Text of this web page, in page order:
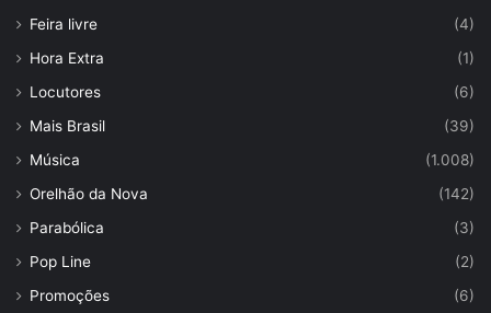
Feira livre
(4)
Hora Extra
(1)
Locutores
(6)
Mais Brasil
(39)
Música
(1.008)
Orelhão da Nova
(142)
Parabólica
(3)
Pop Line
(2)
Promoções
(6)